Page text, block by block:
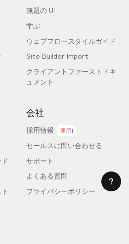
無題の UI
学ぶ
ウェブフロースタイルガイド
Site Builder Import
クライアントファーストドキ
ュメント
会社
採用情報 雇用!
セールスに問い合わせる
サポート
よくある質問
プライバシーポリシー